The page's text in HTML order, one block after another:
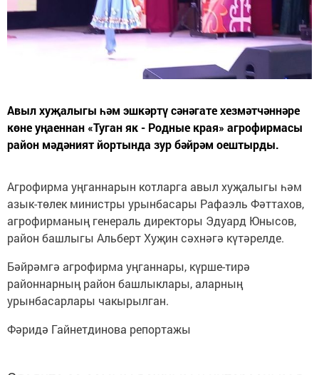
Авыл хуҗалыгы һәм эшкәртү сәнәгате хезмәтчәннәре
көне уңаеннан «Туган як - Родные края» агрофирмасы
район мәдәният йортында зур бәйрәм оештырды.
Агрофирма уңганнарын котларга авыл хуҗалыгы һәм
азык-төлек министры урынбасары Рафаэль Фәттахов,
агрофирманың генераль директоры Эдуард Юнысов,
район башлыгы Альберт Хуҗин сәхнәгә күтәрелде.
Бәйрәмгә агрофирма уңганнары, күрше-тирә
районнарның район башлыклары, аларның
урынбасарлары чакырылган.
Фәридә Гайнетдинова репортажы